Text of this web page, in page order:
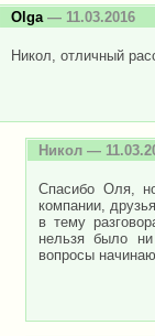
Olga— 11.03.2016
Никол, отличный
Никол —
Спасибо Оля,
компании,
в тему
нельзя было
вопросы